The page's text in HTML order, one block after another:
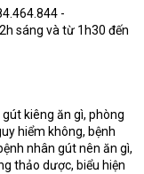
-
sáng và từ 1h30 đến
kiêng ăn gì, phòng
hiểm không, bệnh
nhân gút nên ăn gì,
thảo dược, biểu hiện